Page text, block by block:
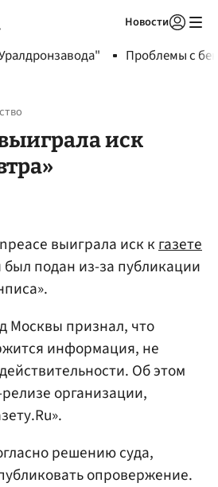
Новости
Проблемы с
иск
выиграла иск кгазете
подан из-за публикации
Москвы признал, что
информация, не
Об этом
организации,
решению суда,
опровержение.